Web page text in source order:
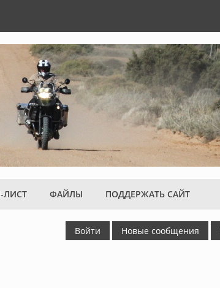
ЛИСТ ФАЙЛЫ ПОДДЕРЖАТЬ САЙТ
Войти Новые сообщения